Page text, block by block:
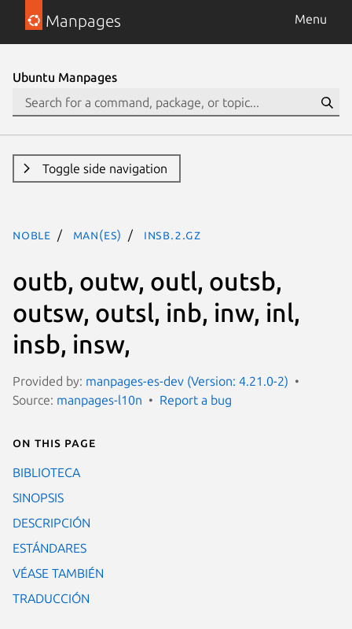
Manpages Menu
Ubuntu Manpages
Toggle side navigation
noble man(es) insb.2.gz
outb, outw, outl, outsb,
outsw, outsl, inb, inw, inl,
insb, insw,
Provided by: manpages-es-dev (Version: 4.21.0-2)
Source: manpages-l10n Report a bug
On this page
BIBLIOTECA
SINOPSIS
DESCRIPCIÓN
ESTÁNDARES
VÉASE TAMBIÉN
TRADUCCIÓN